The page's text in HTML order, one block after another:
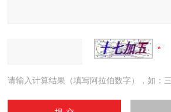
请输入计算结果（填写阿拉伯数字），如：